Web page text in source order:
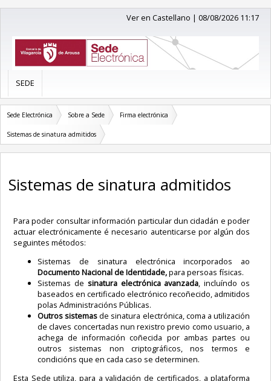
Ver en Castellano |08/08/2026 11:17
SEDE
Sede Electrónica Sobre a Sede Firma electrónica
Sistemas de sinatura admitidos
Sistemas de sinatura admitidos
Para poder consultar información particular dun cidadán e poder
actuar electrónicamente é necesario autenticarse por algún dos
seguintes métodos:
Sistemas de sinatura electrónica incorporados ao
Documento Nacional de Identidade,para persoas físicas.
Sistemas de sinatura electrónica avanzada, incluíndo os
baseados en certificado electrónico recoñecido, admitidos
polas Administracións Públicas.
Outros sistemasde sinatura electrónica, coma a utilización
de claves concertadas nun rexistro previo como usuario, a
achega de información coñecida por ambas partes ou
outros sistemas non criptográficos, nos termos e
condicións que en cada caso se determinen.
Esta Sede utiliza, para a validación de certificados, a plataforma